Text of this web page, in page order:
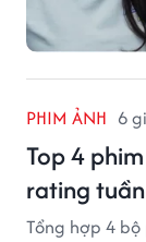
PHIM ẢNH 6
Top 4
rating
Tổng hợp 4